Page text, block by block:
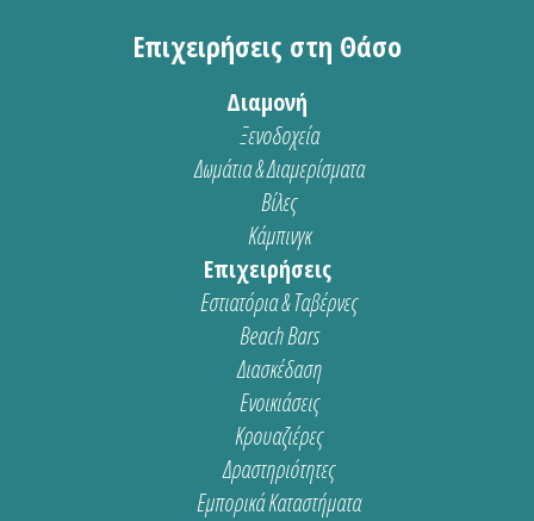
Επιχειρήσεις στη Θάσο
Διαμονή
Ξενοδοχεία
Δωμάτια & Διαμερίσματα
Βίλες
Κάμπινγκ
Επιχειρήσεις
Εστιατόρια & Ταβέρνες
Beach Bars
Διασκέδαση
Ενοικιάσεις
Κρουαζιέρες
Δραστηριότητες
Εμπορικά Καταστήματα